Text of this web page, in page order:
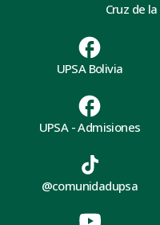
Cruz de
UPSA Bolivia
UPSA - Admisiones
@comunidadupsa